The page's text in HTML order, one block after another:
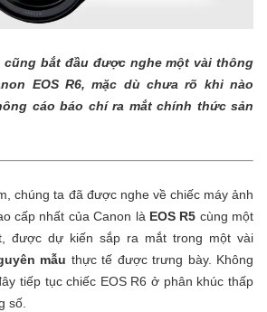
bắt đầu được nghe một vài thông
EOS R6, mặc dù chưa rõ khi nào
cáo báo chí ra mắt chính thức sản
chúng ta đã được nghe về chiếc máy ảnh
cấp nhất của Canon là EOS R5 cùng một
được dự kiến sắp ra mắt trong một vài
mẫu thực tế được trưng bày. Không
tiếp tục chiếc EOS R6 ở phân khúc thấp
số.